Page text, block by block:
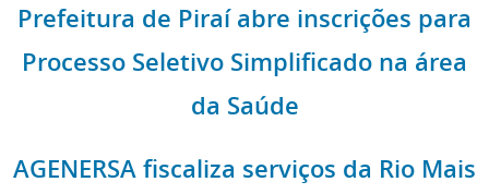
Prefeitura de Piraí abre inscrições para
Processo Seletivo Simplificado na área
da Saúde
AGENERSA fiscaliza serviços da Rio Mais